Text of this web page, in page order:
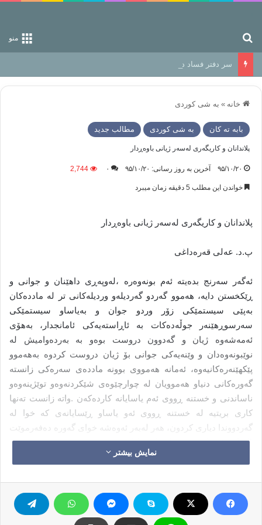
منو
سر دفتر فساد در زمین‌، دوری وکناره‌گیری از راه خداست‌!
خانه » به شی کوردی
بابه ته كان به شی کوردی مطالب جدید
پلاندانان و کاریگەری لەسەر ژیانی باوەڕدار
۹۵/۱۰/۲۰ آخرین به روز رسانی: ۹۵/۱۰/۲۰ ۰ 2,744
خواندن این مطلب 5 دقیقه زمان میبرد
پلاندانان و کاریگەری لەسەر ژیانی باوەڕدار
پ.د. عەلی قەرەداغی
ئەگەر سەرنج بدەیتە ئەم بونەوەرە ،لەوپەڕی داهێنان و جوانی و
ڕێکخستن دایە، هەموو گەردو گەردیلەو وردیلەکانی تر لە ماددەکان
بەپێی سیستمێکی زۆر وردو جوان و بەیاساو سیستمێکی
سەرسوڕهێنەر جوڵەدەکات بە ئاڕاستەیەکی ئامانجدار، بەهۆی
ئەمەشەوە ژیان و گەدوون دروست بوەو بە بەردەوامیش لە
نوێبونەوەدان و وێنەیەکی جوانی بۆ ژیان دروست کردوە بەهەموو
پێکهێنەرەکانیەوە، ئەمانە هەمووی بوونە ماددەی سەرەکی زانستە
گەورەکانی دنیاو هەموویان لە چوارچێوەی شێکردنەوەو توێژینەوەو
ناساندنی و خستنە ڕووی ئەم یاسایانە کاردەکەن .واتە زانست تەنها
کاری بریتیە لە خستنە ڕووی ئەو یاساو ڕێسایانەی کە خوا لە
گەردووندا دیاری کردون، هەر لەبەر ئەوەشە خوای گەورە دەفەرموێت
(إنما یخشی اللهَ من عباده العلما‌ء)
کاتدا سەرمەشقێکی گەورەیە بۆ مرۆڤ کە بەو ئاڕاستەیە
شارستانیەت و تەکنەلۆژیاو شۆڕشی زانیاری پەرە پێ بدات، ئەمە لە
ڕوی زانستی یەوە، لە ڕووی ڕێکخستنی سیستمی ژیان و
نمایش بیشتر